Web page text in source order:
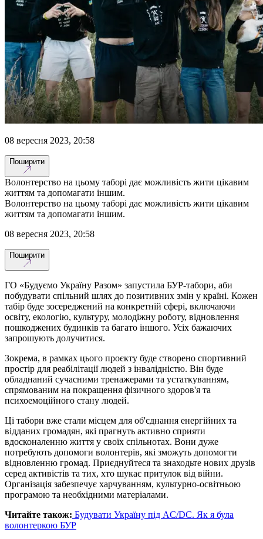
08 вересня 2023, 20:58
Поширити
Волонтерство на цьому таборі дає можливість жити цікавим
життям та допомагати іншим.
Волонтерство на цьому таборі дає можливість жити цікавим
життям та допомагати іншим.
08 вересня 2023, 20:58
Поширити
ГО «Будуємо Україну Разом» запустила БУР-табори, аби
побудувати спільний шлях до позитивних змін у країні. Кожен
табір буде зосереджений на конкретній сфері, включаючи
освіту, екологію, культуру, молодіжну роботу, відновлення
пошкоджених будинків та багато іншого. Усіх бажаючих
запрошують долучитися.
Зокрема, в рамках цього проєкту буде створено спортивний
простір для реабілітації людей з інвалідністю. Він буде
обладнаний сучасними тренажерами та устаткуванням,
спрямованим на покращення фізичного здоров'я та
психоемоційного стану людей.
Ці табори вже стали місцем для об'єднання енергійних та
відданих громадян, які прагнуть активно сприяти
вдосконаленню життя у своїх спільнотах. Вони дуже
потребують допомоги волонтерів, які зможуть допомогти
відновленню громад. Приєднуйтеся та знаходьте нових друзів
серед активістів та тих, хто шукає притулок від війни.
Організація забезпечує харчуванням, культурно-освітньою
програмою та необхідними матеріалами.
Читайте також: Будувати Україну під AC/DC. Як я була
волонтеркою БУР